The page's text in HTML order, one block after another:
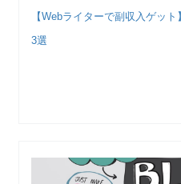
【Webライターで副収入ゲッ
3選